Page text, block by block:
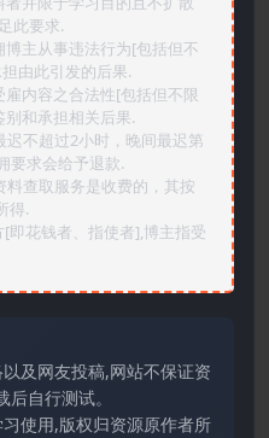
此要求.
主从事违法行为[包括但不
由此引发的后果.
内容之合法性[包括但不限
和承担相关后果.
不超过2小时，晚间最迟第
要求会给予退款.
查取服务是收费的，其按
得.
即花钱者、指使者],博主指受
及网友投稿,网站不保证资
自行测试。
使用,版权归资源原作者所